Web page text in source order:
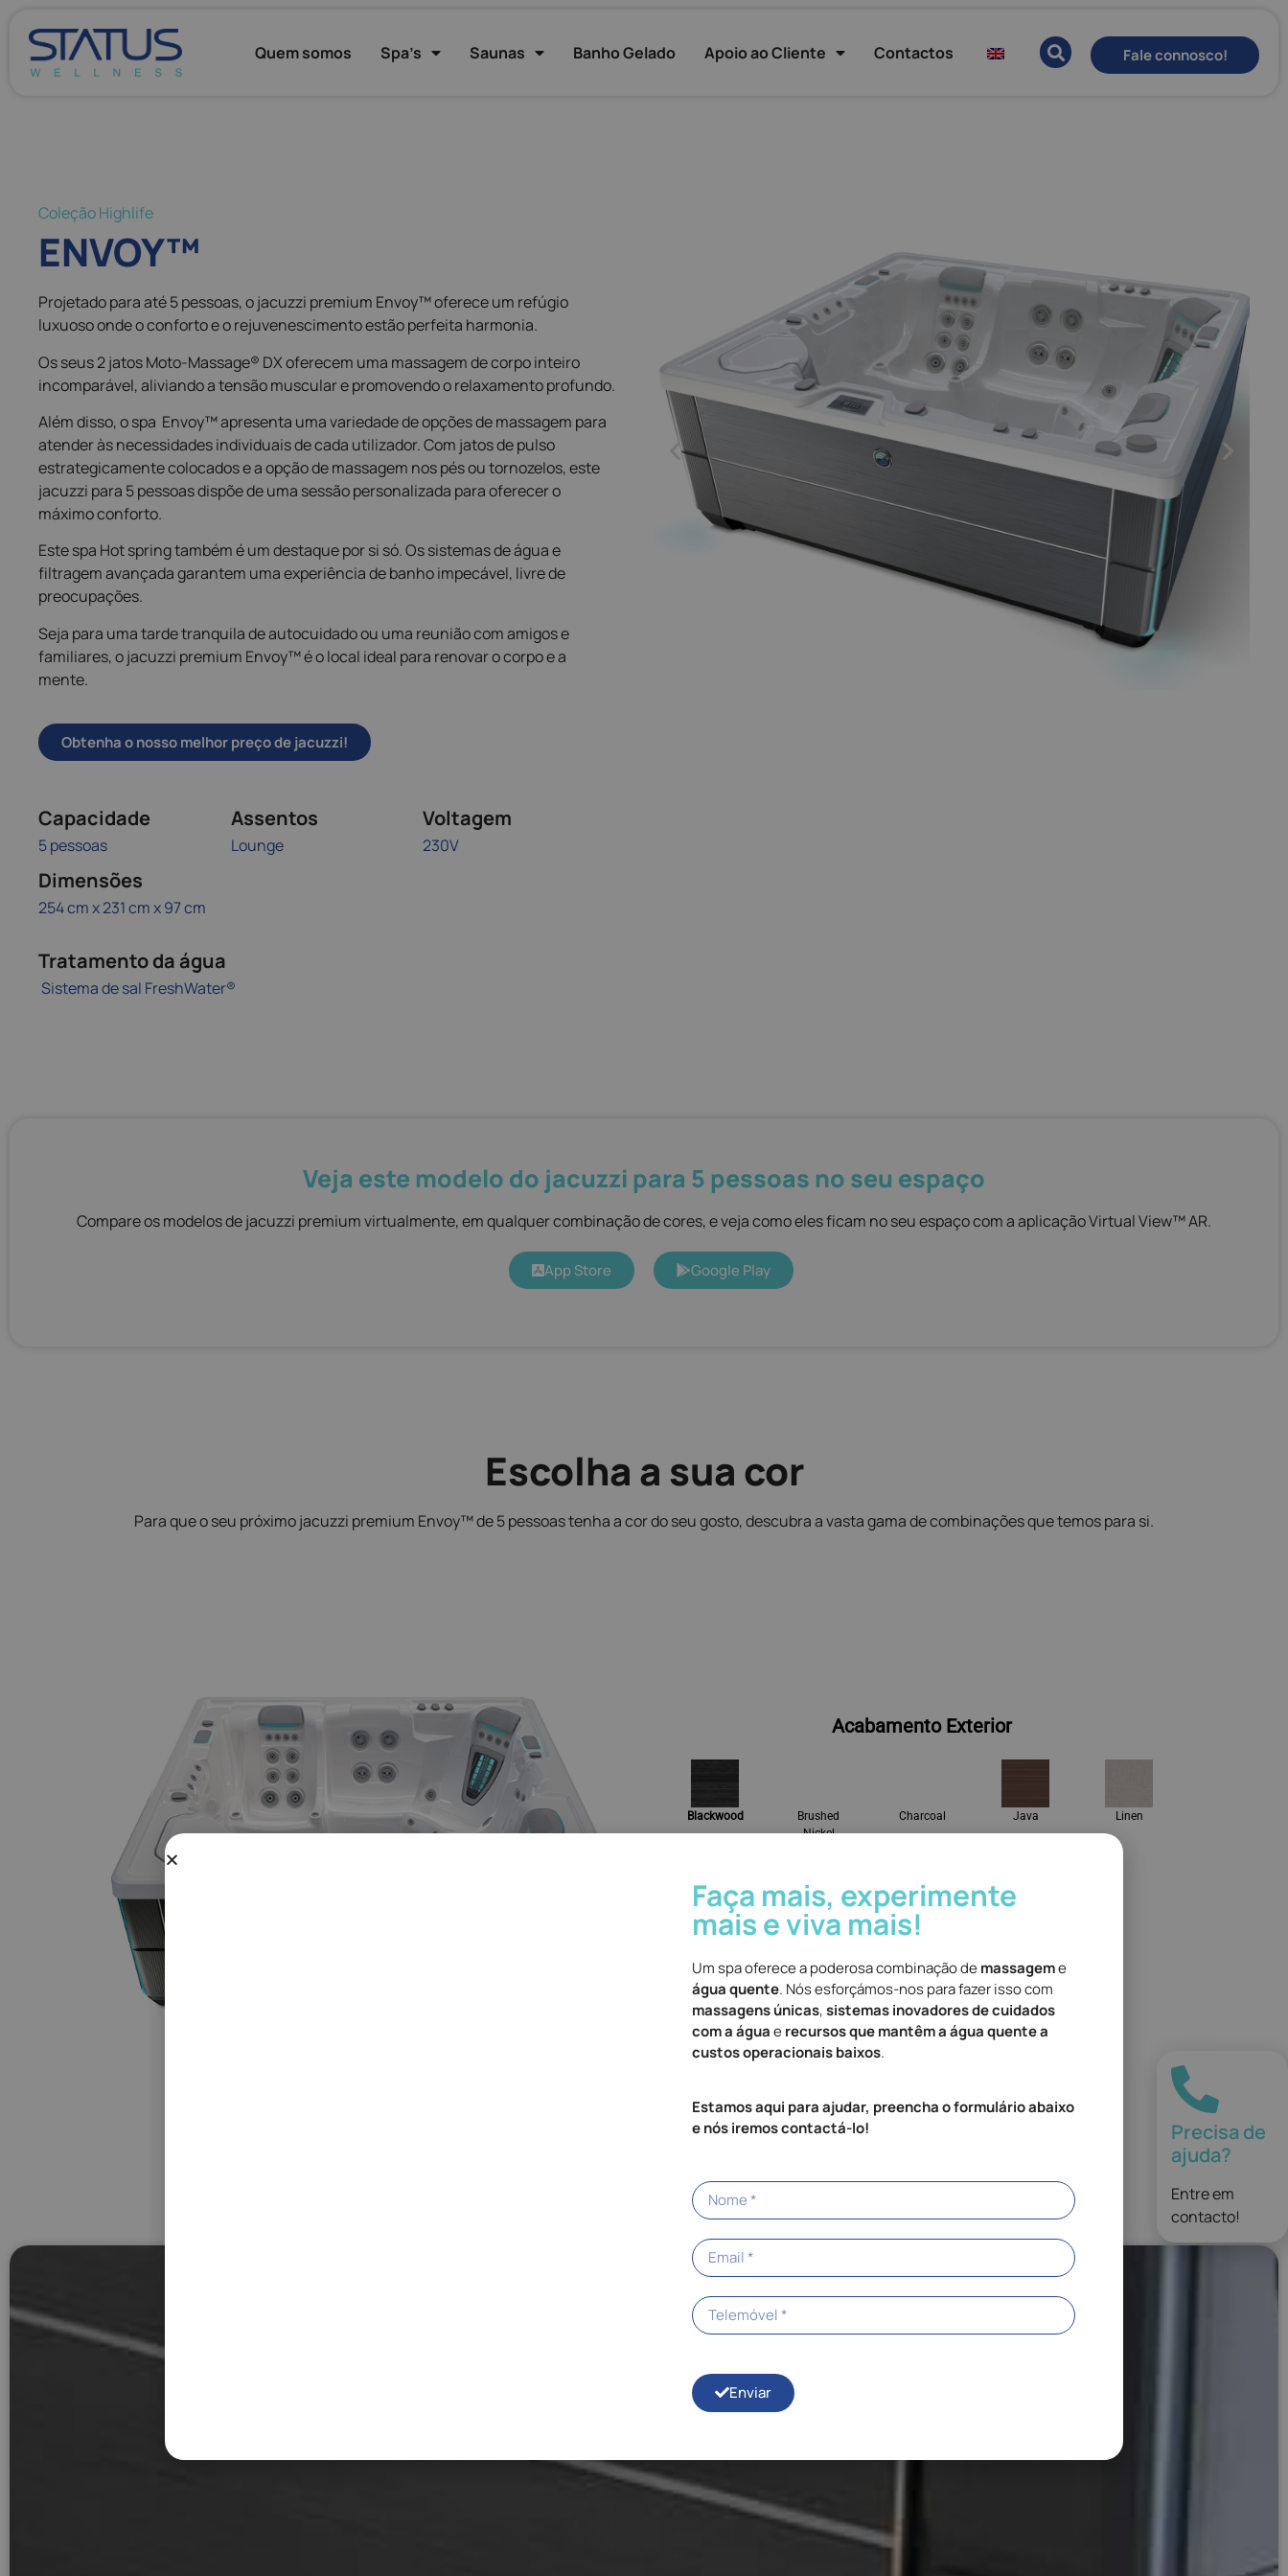
Quem somos Spa’s Saunas Banho Gelado Apoio ao Cliente Contactos Fale connosco!
Coleção Highlife
ENVOY™
Projetado para até 5 pessoas, o jacuzzi premium Envoy™ oferece um refúgio
luxuoso onde o conforto e o rejuvenescimento estão perfeita harmonia.
Os seus 2 jatos Moto-Massage® DX oferecem uma massagem de corpo inteiro
incomparável, aliviando a tensão muscular e promovendo o relaxamento profundo.
Além disso, o spa Envoy™ apresenta uma variedade de opções de massagem para
atender às necessidades individuais de cada utilizador. Com jatos de pulso
estrategicamente colocados e a opção de massagem nos pés ou tornozelos, este
jacuzzi para 5 pessoas dispõe de uma sessão personalizada para oferecer o
máximo conforto.
Este spa Hot spring também é um destaque por si só. Os sistemas de água e
filtragem avançada garantem uma experiência de banho impecável, livre de
preocupações.
Seja para uma tarde tranquila de autocuidado ou uma reunião com amigos e
familiares, o jacuzzi premium Envoy™ é o local ideal para renovar o corpo e a
mente.
Obtenha o nosso melhor preço de jacuzzi!
Capacidade
5 pessoas
Assentos
Lounge
Voltagem
230V
Dimensões
254 cm x 231 cm x 97 cm
Tratamento da água
Sistema de sal FreshWater®
Veja este modelo do jacuzzi para 5 pessoas no seu espaço
Compare os modelos de jacuzzi premium virtualmente, em qualquer combinação de cores, e veja como eles ficam no seu espaço com a aplicação Virtual View™ AR.
App Store Google Play
Escolha a sua cor
Para que o seu próximo jacuzzi premium Envoy™ de 5 pessoas tenha a cor do seu gosto, descubra a vasta gama de combinações que temos para si.
Acabamento Exterior
Blackwood
Brushed
Nickel
Charcoal Java Linen
Alpine White Ice Grey
Precisa de
ajuda?
Entre em
contacto!
Faça mais, experimente
mais e viva mais!
Um spa oferece a poderosa combinação demassageme
água quente. Nós esforçámos-nos para fazer isso com
massagens únicas,sistemas inovadores de cuidados
com a águaerecursos que mantêm a água quente a
custos operacionais baixos.
Estamos aqui para ajudar, preencha o formulário abaixo
e nós iremos contactá-lo!
Enviar